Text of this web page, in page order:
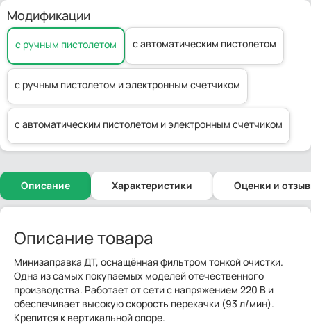
Модификации
с ручным пистолетом с автоматическим пистолетом
с ручным пистолетом и электронным счетчиком
с автоматическим пистолетом и электронным счетчиком
Описание Характеристики Оценки и
Описание товара
Минизаправка ДТ, оснащённая фильтром тонкой очистки.
Одна из самых покупаемых моделей отечественного
производства. Работает от сети с напряжением 220 В и
обеспечивает высокую скорость перекачки (93 л/мин).
Крепится к вертикальной опоре.